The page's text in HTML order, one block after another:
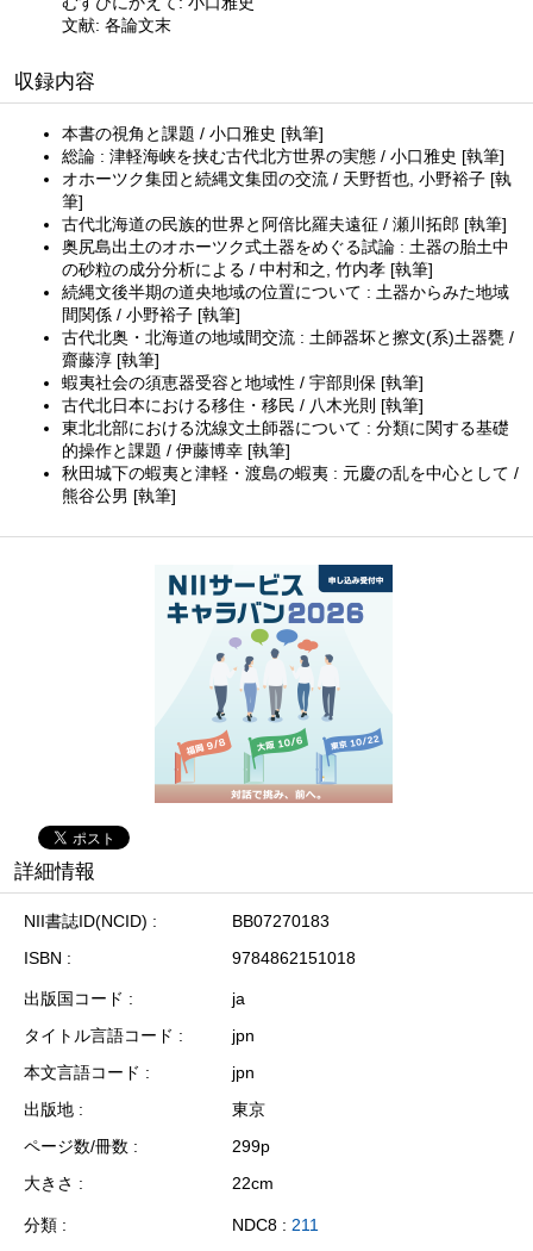
文献: 各論文末
収録内容
本書の視角と課題 / 小口雅史 [執筆]
総論 : 津軽海峡を挟む古代北方世界の実態 / 小口雅史 [執筆]
オホーツク集団と続縄文集団の交流 / 天野哲也, 小野裕子 [執
筆]
古代北海道の民族的世界と阿倍比羅夫遠征 / 瀬川拓郎 [執筆]
奥尻島出土のオホーツク式土器をめぐる試論 : 土器の胎土中
の砂粒の成分分析による / 中村和之, 竹内孝 [執筆]
続縄文後半期の道央地域の位置について : 土器からみた地域
間関係 / 小野裕子 [執筆]
古代北奥・北海道の地域間交流 : 土師器坏と擦文(系)土器甕 /
齋藤淳 [執筆]
蝦夷社会の須恵器受容と地域性 / 宇部則保 [執筆]
古代北日本における移住・移民 / 八木光則 [執筆]
東北北部における沈線文土師器について : 分類に関する基礎
的操作と課題 / 伊藤博幸 [執筆]
秋田城下の蝦夷と津軽・渡島の蝦夷 : 元慶の乱を中心として /
熊谷公男 [執筆]
詳細情報
NII書誌ID(NCID)
BB07270183
ISBN
9784862151018
出版国コード
ja
タイトル言語コード
jpn
本文言語コード
jpn
出版地
東京
ページ数/冊数
299p
大きさ
22cm
分類 NDC8 : 211